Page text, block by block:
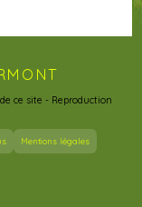
ce site - Reproduction
Mentions légales